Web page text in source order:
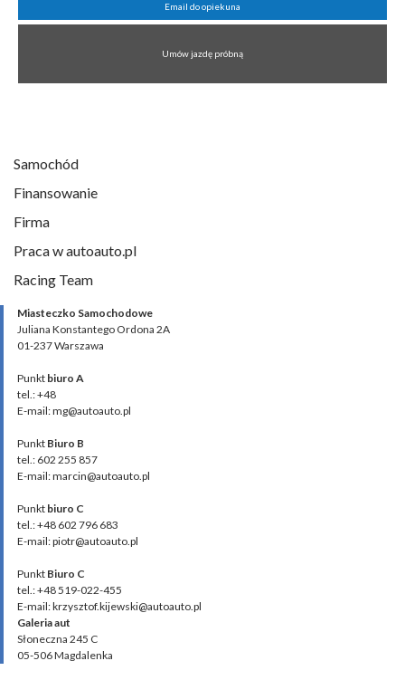
Email do opiekuna
Umów jazdę próbną
Samochód
Finansowanie
Firma
Praca w autoauto.pl
Racing Team
Miasteczko Samochodowe
Juliana Konstantego Ordona 2A
01-237 Warszawa
Punkt biuro A
tel.: +48
E-mail: mg@autoauto.pl
Punkt Biuro B
tel.: 602 255 857
E-mail: marcin@autoauto.pl
Punkt biuro C
tel.: +48 602 796 683
E-mail: piotr@autoauto.pl
Punkt Biuro C
tel.: +48 519-022-455
E-mail: krzysztof.kijewski@autoauto.pl
Galeria aut
Słoneczna 245 C
05-506 Magdalenka